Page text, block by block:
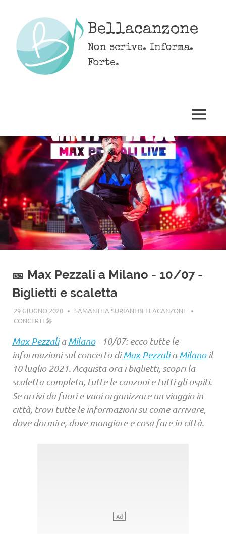
content
Bellacanzone
Non scrive. Informa.
Forte.
MENU
🎫 Max Pezzali a Milano - 10/07 -
Biglietti e scaletta
29 GIUGNO 2020
SAMANTHA SURIANI BELLACANZONE
CONCERTI 🎤
Max PezzaliaMilano- 10/07: ecco tutte le
informazioni sul concerto diMax PezzaliaMilanoil
10 luglio 2021. Acquista ora i biglietti, scopri la
scaletta completa, tutte le canzoni e tutti gli ospiti.
Se arrivi da fuori e vuoi organizzare un viaggio in
città, trovi tutte le informazioni su come arrivare,
dove dormire, dove mangiare e cosa fare in città.